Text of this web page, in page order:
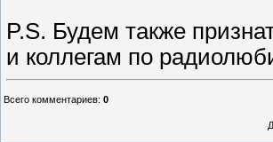
P.S. Будем также
и коллегам по
Всего комментариев: 0